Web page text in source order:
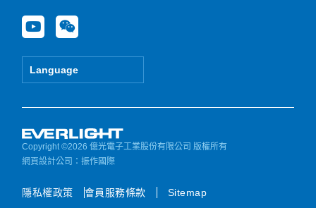
Y
o
u
e
W
e
i
Language
Copyright ©2026 億光電子工業股份有限公司 版權所有
網頁設計公司 ：振作國際
隱私權政策 會員服務條款 Sitemap